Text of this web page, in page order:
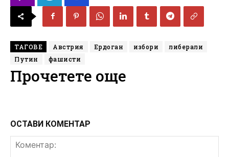
ТАГОВЕ Австрия Ердоган избори
либерали
Путин
фашисти
Прочетете още
ОСТАВИ КОМЕНТАР